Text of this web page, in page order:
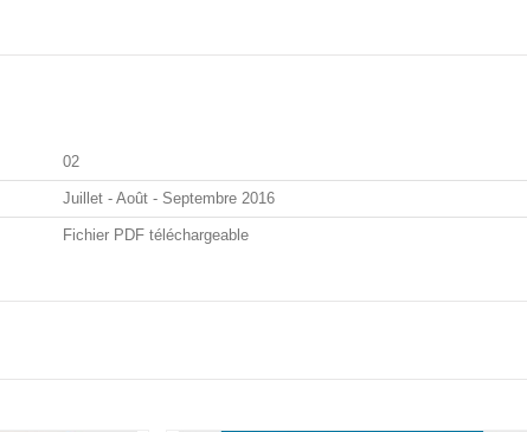
02
Juillet - Août - Septembre 2016
Fichier PDF téléchargeable